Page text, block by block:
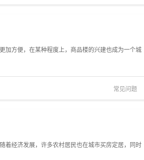
加方便，在某种程度上，商品楼的兴建也成为一个城
常见问题
着经济发展，许多农村居民也在城市买房定居，同时